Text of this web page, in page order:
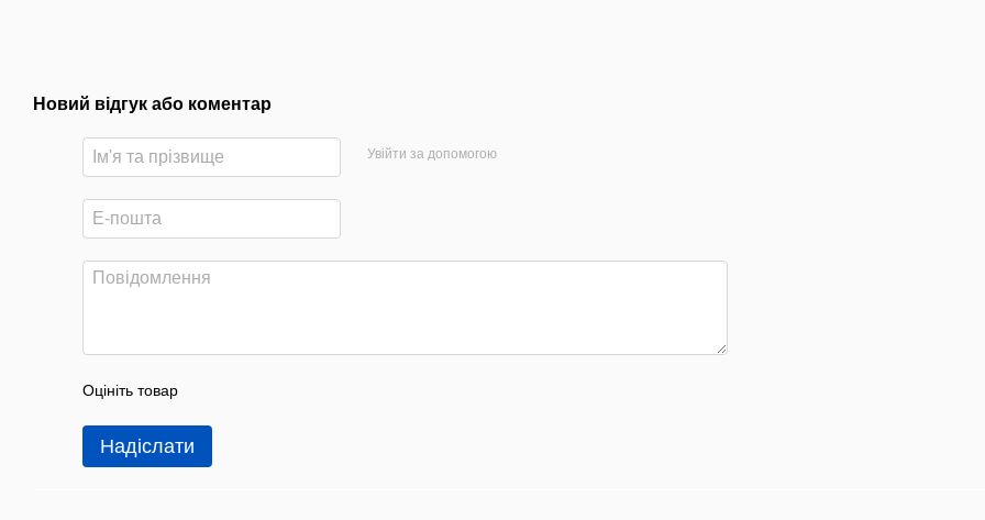
Новий відгук або коментар
Увійти за допомогою
Оцініть товар
Надіслати